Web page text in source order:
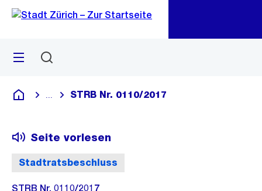
Navigation
Sprunglink
Menü
Deutsch
Blende alle Breadcrumbs ein
STRB Nr. 0110/2017
Stadtratsbeschluss
Seite vorlesen
STRB Nr. 0110/2017